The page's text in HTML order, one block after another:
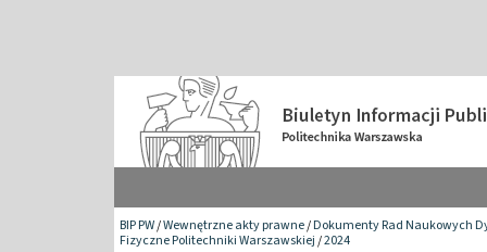
BIP PW/Wewnętrzne akty prawne/Dokumenty Rad Naukowych
Fizyczne Politechniki Warszawskiej/2024